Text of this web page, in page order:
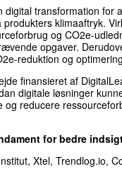
digital transformation for
klimaaftryk.
og CO2e-
opgaver.
reduktion og
finansieret af
digitale løsninger
reducere
for bedre
Xtel, Trendlog.io,